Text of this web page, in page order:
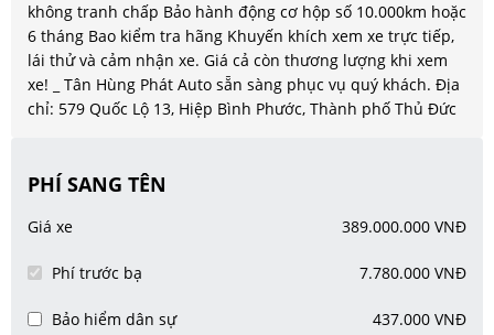
không tranh chấp Bảo hành động cơ hộp số 10.000km hoặc
6 tháng Bao kiểm tra hãng Khuyến khích xem xe trực tiếp,
lái thử và cảm nhận xe. Giá cả còn thương lượng khi xem
xe! _ Tân Hùng Phát Auto sẵn sàng phục vụ quý khách. Địa
chỉ: 579 Quốc Lộ 13, Hiệp Bình Phước, Thành phố Thủ Đức
PHÍ SANG TÊN
Giá xe 389.000.000 VNĐ
Phí trước bạ 7.780.000 VNĐ
Bảo hiểm dân sự 437.000 VNĐ